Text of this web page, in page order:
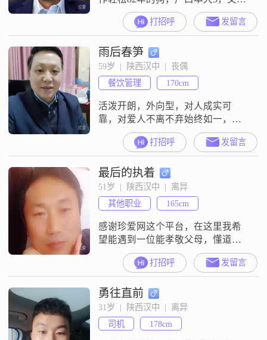
个女儿15，经历过背叛的痛，希望
找一个对婚姻忠诚的终身伴侣，相
爱余生！
打招呼 发留言
雨后春笋
59岁  |  陕西汉中  |  丧偶
餐饮管理
170cm
活泼开朗，外向型，对人成实可
靠，对爱人不离不弃始终如一，白
头偕老直到永远##3002##
打招呼 发留言
最后的执着
51岁  |  陕西汉中  |  离异
其他职业
165cm
感谢珍爱网这个平台，在这里我希
望能遇到一位能孝敬父母，懂道
理，有气质相互尊重的女生共度余
生，谢谢?！打招呼 发留言
勇往直前
31岁  |  陕西汉中  |  离异
司机
178cm